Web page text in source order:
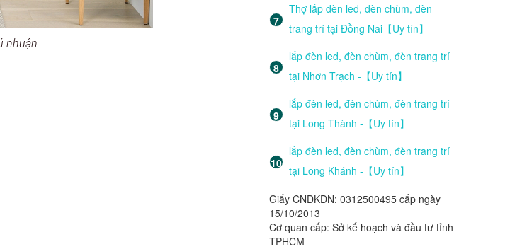
nhuận
Thợ lắp đèn led, đèn chùm, đèn
trang trí tại Đồng Nai【Uy tín】
lắp đèn led, đèn chùm, đèn trang trí
tại Nhơn Trạch -【Uy tín】
lắp đèn led, đèn chùm, đèn trang trí
tại Long Thành -【Uy tín】
lắp đèn led, đèn chùm, đèn trang trí
tại Long Khánh -【Uy tín】
Giấy CNĐKDN: 0312500495 cấp ngày
15/10/2013
Cơ quan cấp: Sở kế hoạch và đầu tư tỉnh
TPHCM